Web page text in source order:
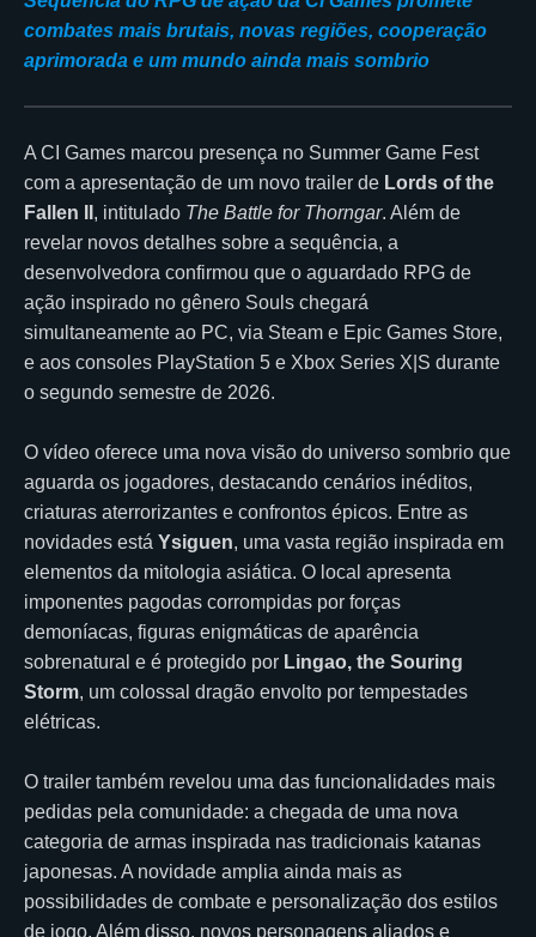
combates mais brutais, novas regiões, cooperação
aprimorada e um mundo ainda mais sombrio
A CI Games marcou presença no Summer Game Fest
com a apresentação de um novo trailer de Lords of the
Fallen II , intitulado The Battle for Thorngar. Além de
revelar novos detalhes sobre a sequência, a
desenvolvedora confirmou que o aguardado RPG de
ação inspirado no gênero Souls chegará
simultaneamente ao PC, via Steam e Epic Games Store,
e aos consoles PlayStation 5 e Xbox Series X|S durante
o segundo semestre de 2026.
O vídeo oferece uma nova visão do universo sombrio que
aguarda os jogadores, destacando cenários inéditos,
criaturas aterrorizantes e confrontos épicos. Entre as
novidades está Ysiguen, uma vasta região inspirada em
elementos da mitologia asiática. O local apresenta
imponentes pagodas corrompidas por forças
demoníacas, figuras enigmáticas de aparência
sobrenatural e é protegido por Lingao, the Souring
Storm, um colossal dragão envolto por tempestades
elétricas.
O trailer também revelou uma das funcionalidades mais
pedidas pela comunidade: a chegada de uma nova
categoria de armas inspirada nas tradicionais katanas
japonesas. A novidade amplia ainda mais as
possibilidades de combate e personalização dos estilos
de jogo. Além disso, novos personagens aliados e